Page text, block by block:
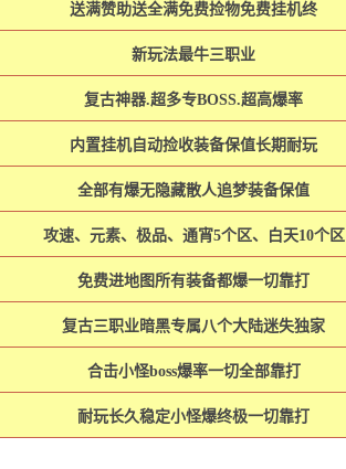
送满赞助送全满免费捡物免费挂机终
新玩法最牛三职业
复古神器.超多专BOSS.超高爆率
内置挂机自动捡收装备保值长期耐玩
全部有爆无隐藏散人追梦装备保值
攻速、元素、极品、通宵5个区、白天10个区
免费进地图所有装备都爆一切靠打
复古三职业暗黑专属八个大陆迷失独家
合击小怪boss爆率一切全部靠打
耐玩长久稳定小怪爆终极一切靠打